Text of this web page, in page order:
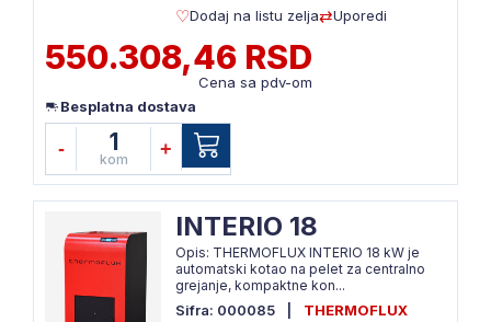
Dodaj na listu zelja
Uporedi
550.308,46 RSD
Cena sa pdv-om
Besplatna dostava
- 1
kom
+
INTERIO 18
Opis: THERMOFLUX INTERIO 18 kW je
automatski kotao na pelet za centralno
grejanje, kompaktne kon...
Sifra: 000085
THERMOFLUX